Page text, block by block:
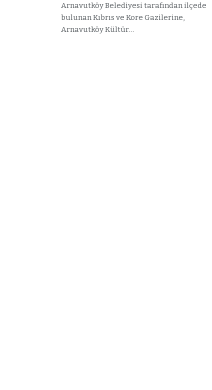
Arnavutköy Belediyesi tarafından ilçede
bulunan Kıbrıs ve Kore Gazilerine,
Arnavutköy Kültür…